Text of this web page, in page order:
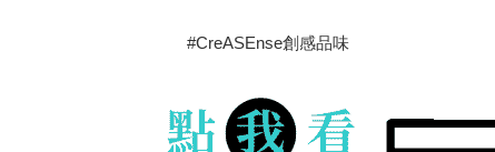
#CreASEnse創感品味